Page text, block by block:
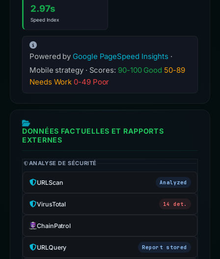
2.97s
Speed Index
Powered by Google PageSpeed Insights ·
Mobile strategy · Scores: 90-100 Good 50-89
Needs Work 0-49 Poor
DONNÉES FACTUELLES ET RAPPORTS
EXTERNES
ANALYSE DE SÉCURITÉ
URLScan Analyzed
VirusTotal 14 det.
ChainPatrol
URLQuery Report stored